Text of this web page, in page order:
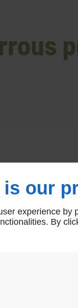
is our
experience by
By